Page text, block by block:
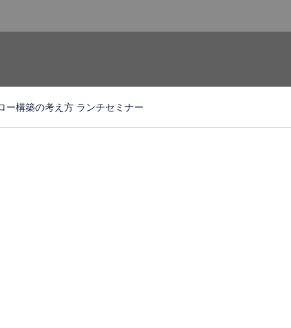
ー構築の考え方 ランチセミナー